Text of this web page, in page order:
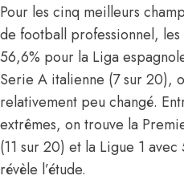
Pour les cinq meilleurs
de football professionnel, les
56,6% pour la Liga
Serie A italienne (7 sur 20),
relativement peu changé.
extrêmes, on trouve la
(11 sur 20) et la Ligue 1
révèle l’étude.